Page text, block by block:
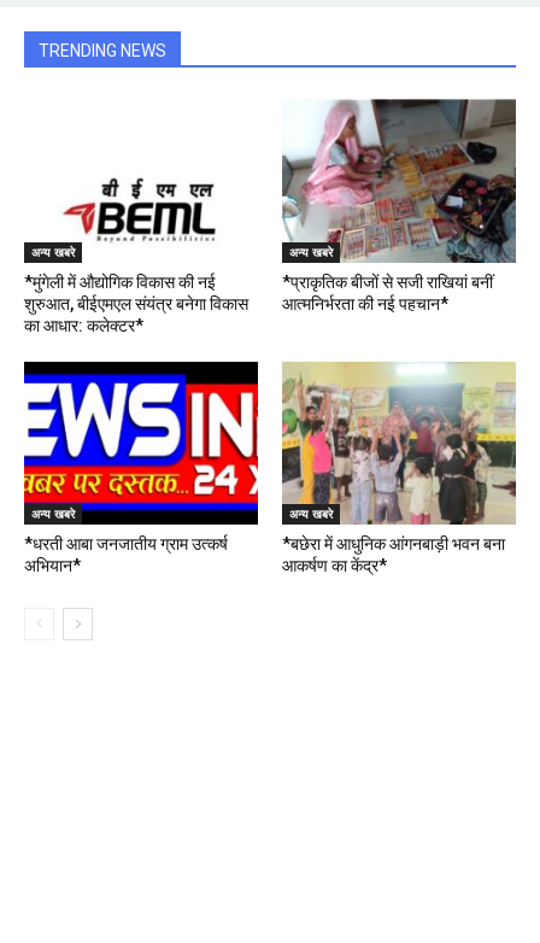
TRENDING NEWS
अन्य खबरे
*मुंगेली में औद्योगिक विकास की नई
शुरुआत, बीईएमएल संयंत्र बनेगा विकास
का आधार: कलेक्टर*
अन्य खबरे
*प्राकृतिक बीजों से सजी राखियां बनीं
आत्मनिर्भरता की नई पहचान*
अन्य खबरे
*धरती आबा जनजातीय ग्राम उत्कर्ष
अभियान*
अन्य खबरे
*बछेरा में आधुनिक आंगनबाड़ी भवन बना
आकर्षण का केंद्र*